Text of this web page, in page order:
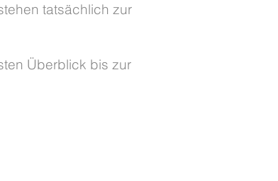
tatsächlich zur
Überblick bis zur